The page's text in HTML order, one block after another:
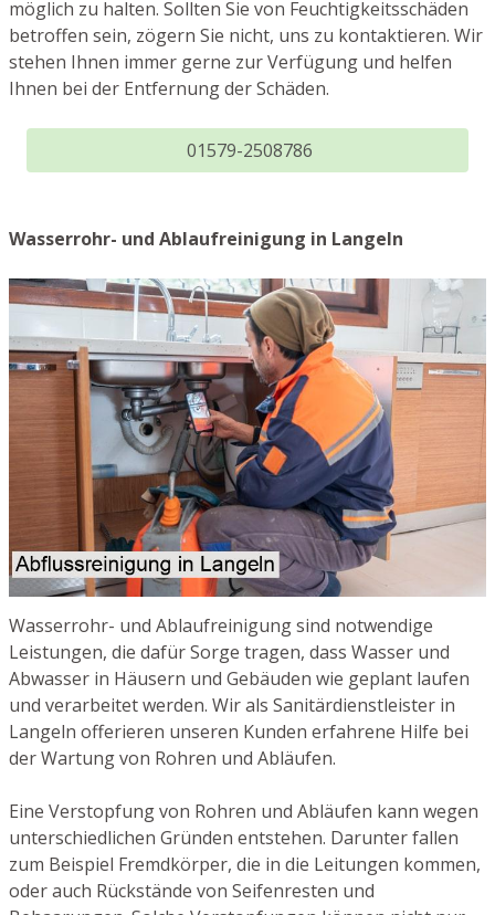
möglich zu halten. Sollten Sie von Feuchtigkeitsschäden
betroffen sein, zögern Sie nicht, uns zu kontaktieren. Wir
stehen Ihnen immer gerne zur Verfügung und helfen
Ihnen bei der Entfernung der Schäden.
01579-2508786
Wasserrohr- und Ablaufreinigung in Langeln
Wasserrohr- und Ablaufreinigung sind notwendige
Leistungen, die dafür Sorge tragen, dass Wasser und
Abwasser in Häusern und Gebäuden wie geplant laufen
und verarbeitet werden. Wir als Sanitärdienstleister in
Langeln offerieren unseren Kunden erfahrene Hilfe bei
der Wartung von Rohren und Abläufen.
Eine Verstopfung von Rohren und Abläufen kann wegen
unterschiedlichen Gründen entstehen. Darunter fallen
zum Beispiel Fremdkörper, die in die Leitungen kommen,
oder auch Rückstände von Seifenresten und